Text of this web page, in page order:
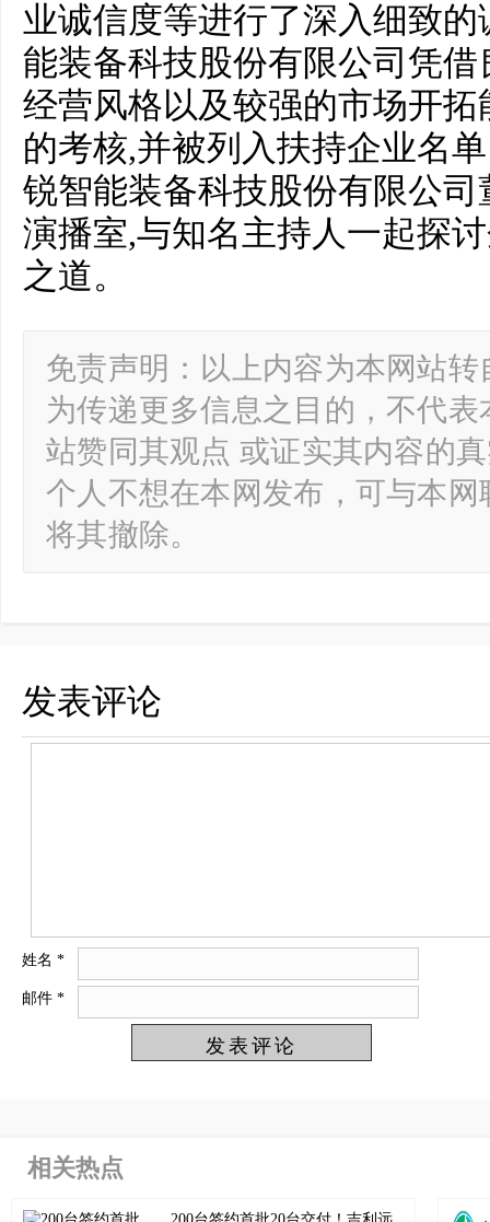
业诚信度等进行了深入细致
能装备科技股份有限公司凭
经营风格以及较强的市场开
的考核,并被列入扶持企业名
锐智能装备科技股份有限公
演播室,与知名主持人一起探
之道。
免责声明：以上内容为本网站
为传递更多信息之目的，不代
站赞同其观点 或证实其内容的
个人不想在本网发布，可与本
将其撤除。
发表评论
姓名 *
邮件 *
相关热点